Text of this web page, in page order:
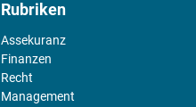
Rubriken
Assekuranz
Finanzen
Recht
Management